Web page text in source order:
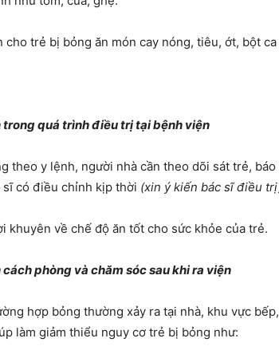
cho trẻ bị bỏng ăn món cay nóng, tiêu, ớt, bột
trong quá trình điều trị tại bệnh viện
theo y lệnh, người nhà cần theo dõi sát trẻ,
sĩ có điều chỉnh kịp thời (xin ý kiến bác sĩ điều
khuyên về chế độ ăn tốt cho sức khỏe của trẻ.
phòng và chăm sóc sau khi ra viện
hợp bỏng thường xảy ra tại nhà, khu vực
làm giảm thiểu nguy cơ trẻ bị bỏng như: